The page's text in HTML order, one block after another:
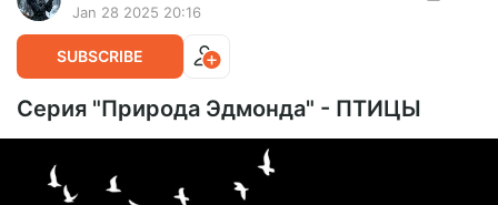
Jan 28 2025 20:16
SUBSCRIBE
Серия "Природа Эдмонда" - ПТИЦЫ